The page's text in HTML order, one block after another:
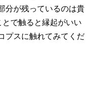
分が残っているのは貴
とで触ると縁起がいい
プスに触れてみてくだ